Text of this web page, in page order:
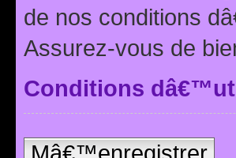
de nos conditions
Assurez-vous de
Conditions
Mâ€™enregistrer